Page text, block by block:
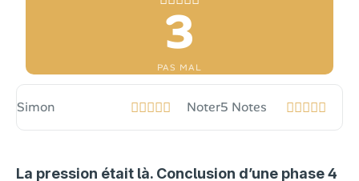
La pression était là. Conclusion d’une phase 4
Simon Noter5 Notes
3
PAS MAL